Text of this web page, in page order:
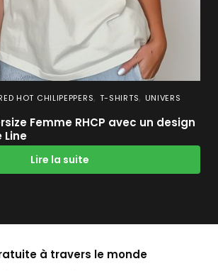
HOT CHILIPEPPERS, T-SHIRTS, UNIVERS
Femme RHCP avec un design
Line
Lire la suite
à travers le monde